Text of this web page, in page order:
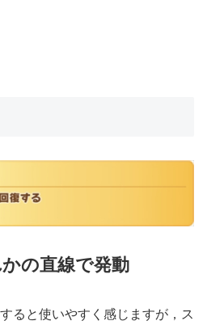
の直線で発動
ると使いやすく感じますが，ス